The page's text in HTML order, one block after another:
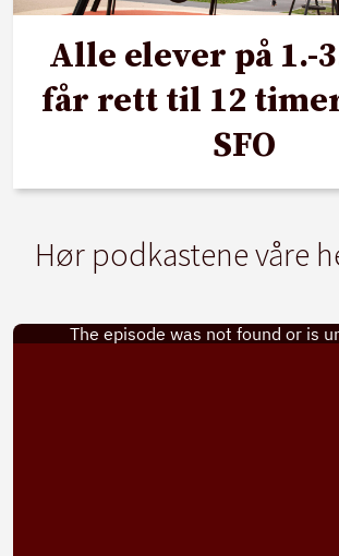
Alle elever på 1.-
får rett til 12
SFO
Hør podkastene våre